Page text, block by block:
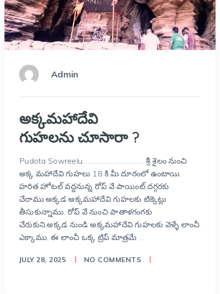
Admin
అక్కమహాదేవి
గుహలను చూసారా ?
Pudota Sowreelu…………………………… శ్రీ శైలం నుంచి
అక్క మహాదేవి గుహలు 18 కి.మీ దూరంలో ఉంటాయి.
హరిత హోటల్ వద్దనున్న రోప్ వే పాయింట్ దగ్గరకు
చేరాము.అక్కడ అక్కమహాదేవి గుహలకు టిక్కెట్లు
తీసుకున్నాము. రోప్ వే నుంచి పాతాళగంగకు
చేరుకుని,అక్కడ నుండి అక్కమహాదేవి గుహలకు వెళ్ళే లాంచీ
ఎక్కాము. ఈ లాంచీ ఒక్క ట్రిప్ మాత్రమే …
JULY 28, 2025 NO COMMENTS